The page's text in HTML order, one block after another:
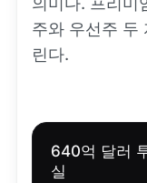
주와 우선주 두
린다.
640억 달러
실